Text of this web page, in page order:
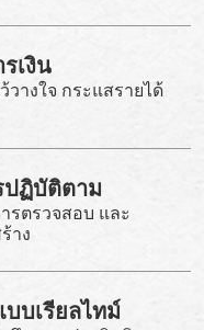
เงิน
างใจ กระแสรายได้
ปฏิบัติตาม
รตรวจสอบ และ
าง
บเรียลไทม์